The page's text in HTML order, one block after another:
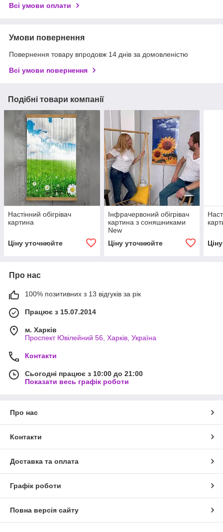
Всі умови оплати
Умови повернення
Повернення товару впродовж 14 днів за домовленістю
Всі умови повернення
Подібні товари компанії
Настінний обігрівач
картина
Ціну уточнюйте
Інфрачервоний обігрівач
картина з соняшниками
New
Ціну уточнюйте
Про нас
100% позитивних з 13 відгуків за рік
Працює з 15.07.2014
м. Харків
Проспект Ювілейний 56, Харків, Україна
Контакти
Сьогодні працює з 10:00 до 21:00
Показати весь графік роботи
Про нас
Контакти
Доставка та оплата
Графік роботи
Повна версія сайту